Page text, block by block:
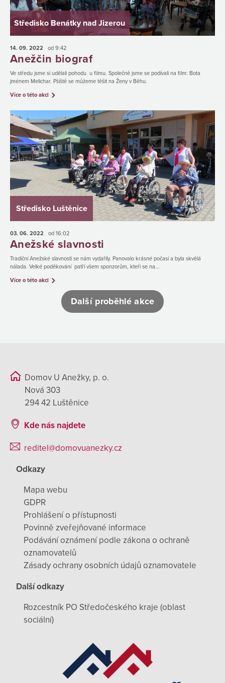
Středisko Benátky nad Jizerou
14. 09. 2022 od 9:42
Anežčin biograf
Ve středu jsme si udělali pohodu u filmu. Společně jsme se podívali na film: Bota
jménem Melichar. Pšíště se můžeme těšit na Ženy v Běhu.
Více o této akci
Středisko Luštěnice
03. 06. 2022 od 16:02
Anežské slavnosti
Tradiční Anežské slavnosti se nám vydařily. Panovalo krásné počasí a byla skvělá
nálada. Velké poděkování patří všem sponzorům, kteří se na...
Více o této akci
Další proběhlé akce
Domov U Anežky, p. o.
Nová 303
294 42 Luštěnice
Kde nás najdete
reditel@domovuanezky.cz
Odkazy
Mapa webu
GDPR
Prohlášení o přístupnosti
Povinně zveřejňované informace
Podávání oznámení podle zákona o ochraně
oznamovatelů
Zásady ochrany osobních údajů oznamovatele
Další odkazy
Rozcestník PO Středočeského kraje (oblast
sociální)